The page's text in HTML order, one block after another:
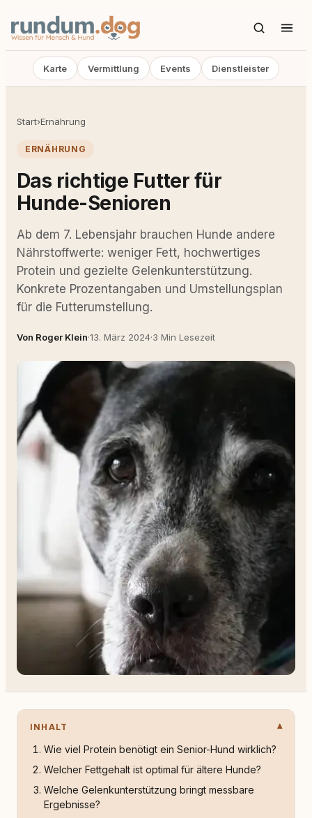
Karte Vermittlung Events Dienstleister
Start›Ernährung
ERNÄHRUNG
Das richtige Futter für
Hunde-Senioren
Ab dem 7. Lebensjahr brauchen Hunde andere
Nährstoffwerte: weniger Fett, hochwertiges
Protein und gezielte Gelenkunterstützung.
Konkrete Prozentangaben und Umstellungsplan
für die Futterumstellung.
Von Roger Klein·13. März 2024·3 Min Lesezeit
INHALT
Wie viel Protein benötigt ein Senior-Hund wirklich?
Welcher Fettgehalt ist optimal für ältere Hunde?
Welche Gelenkunterstützung bringt messbare
Ergebnisse?